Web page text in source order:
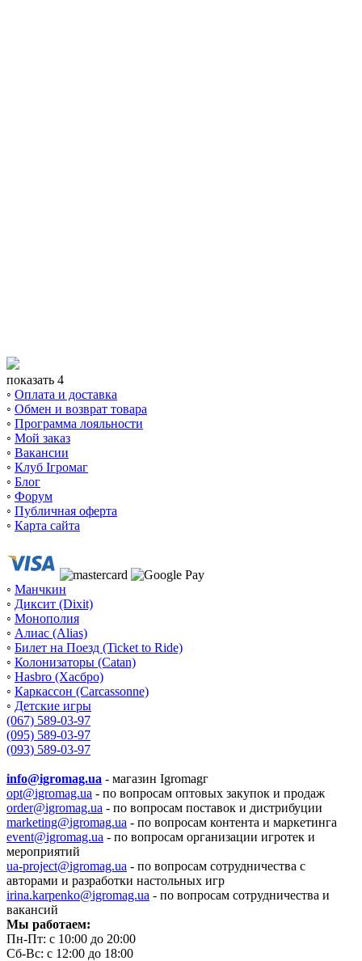
показать 4
◦ Оплата и доставка
◦ Обмен и возврат товара
◦ Программа лояльности
◦ Мой заказ
◦ Вакансии
◦ Клуб Ігромаг
◦ Блог
◦ Форум
◦ Публичная оферта
◦ Карта сайта
◦ Манчкин
◦ Диксит (Dixit)
◦ Монополия
◦ Алиас (Alias)
◦ Билет на Поезд (Ticket to Ride)
◦ Колонизаторы (Catan)
◦ Hasbro (Хасбро)
◦ Каркассон (Carcassonne)
◦ Детские игры
(067) 589-03-97
(095) 589-03-97
(093) 589-03-97
info@igromag.ua - магазин Igromagг
opt@igromag.ua - по вопросам оптовых закупок и продаж
order@igromag.ua - по вопросам поставок и дистрибуции
marketing@igromag.ua - по вопросам контента и маркетинга
event@igromag.ua - по вопросам организации игротек и
мероприятий
ua-project@igromag.ua - по вопросам сотрудничества с
авторами и разработки настольных игр
irina.karpenko@igromag.ua - по вопросам сотрудничества и
вакансий
Мы работаем:
Пн-Пт: с 10:00 до 20:00
Сб-Вс: с 12:00 до 18:00